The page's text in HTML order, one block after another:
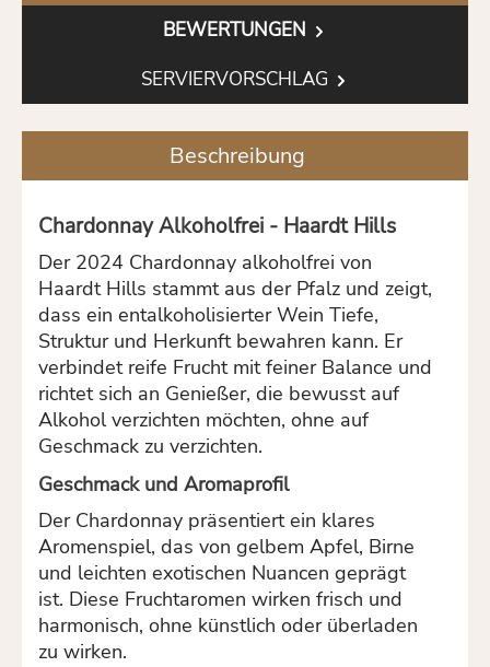
BEWERTUNGEN
SERVIERVORSCHLAG
Beschreibung
Chardonnay Alkoholfrei - Haardt Hills
Der 2024 Chardonnay alkoholfrei von
Haardt Hills stammt aus der Pfalz und zeigt,
dass ein entalkoholisierter Wein Tiefe,
Struktur und Herkunft bewahren kann. Er
verbindet reife Frucht mit feiner Balance und
richtet sich an Genießer, die bewusst auf
Alkohol verzichten möchten, ohne auf
Geschmack zu verzichten.
Geschmack und Aromaprofil
Der Chardonnay präsentiert ein klares
Aromenspiel, das von gelbem Apfel, Birne
und leichten exotischen Nuancen geprägt
ist. Diese Fruchtaromen wirken frisch und
harmonisch, ohne künstlich oder überladen
zu wirken.